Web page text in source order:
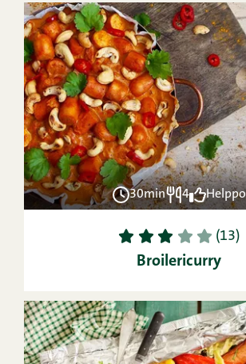
30min 4 Helppo
1 2 3 4 5 (13)
Broilericurry